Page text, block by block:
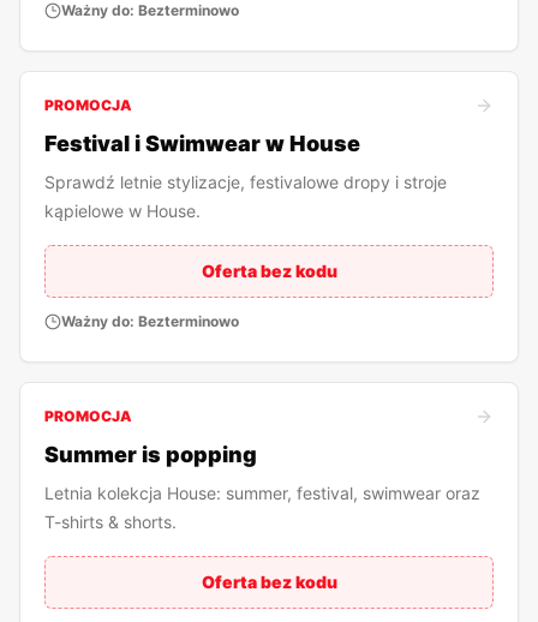
Ważny do: Bezterminowo
PROMOCJA
Festival i Swimwear w House
Sprawdź letnie stylizacje, festivalowe dropy i stroje
kąpielowe w House.
Oferta bez kodu
Ważny do: Bezterminowo
PROMOCJA
Summer is popping
Letnia kolekcja House: summer, festival, swimwear oraz
T-shirts & shorts.
Oferta bez kodu